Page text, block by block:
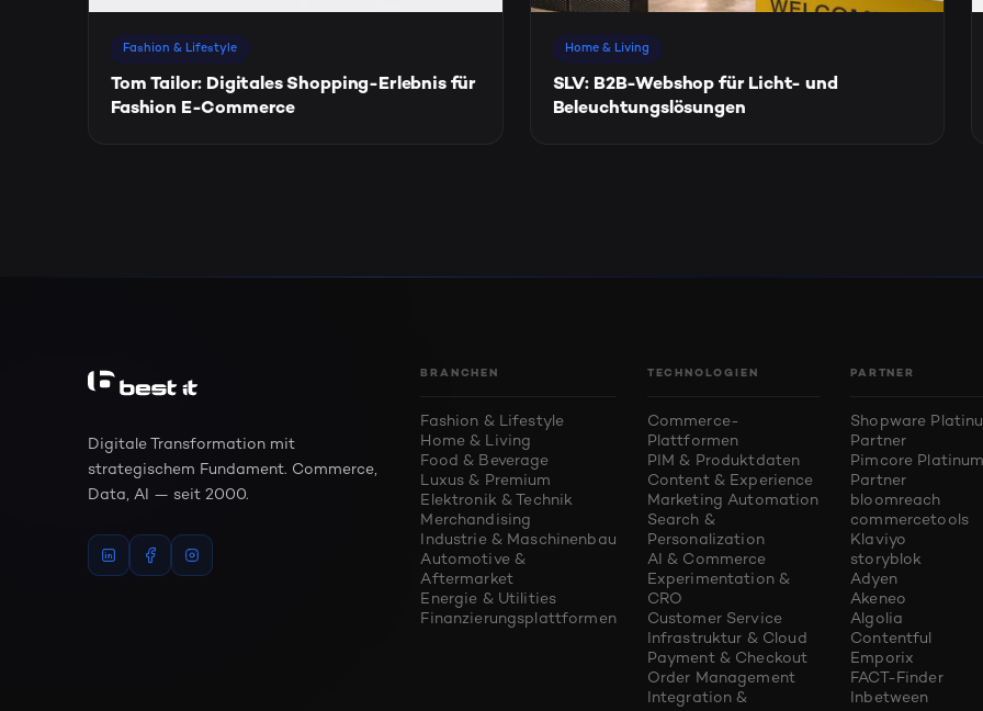
Fashion & Lifestyle
Tom Tailor: Digitales Shopping-Erlebnis für
Fashion E-Commerce
Home & Living
SLV: B2B-Webshop für Licht- und
Beleuchtungslösungen
Digitale Transformation mit
strategischem Fundament. Commerce,
Data, AI — seit 2000.
BRANCHEN
Fashion & Lifestyle
Home & Living
Food & Beverage
Luxus & Premium
Elektronik & Technik
Merchandising
Industrie & Maschinenbau
Automotive &
Aftermarket
Energie & Utilities
Finanzierungsplattformen
TECHNOLOGIEN
Commerce-
Plattformen
PIM & Produktdaten
Content & Experience
Marketing Automation
Search &
Personalization
AI & Commerce
Experimentation &
CRO
Customer Service
Infrastruktur & Cloud
Payment & Checkout
Order Management
Integration &
PARTNER
Shopware
Partner
Pimcore Platinum
Partner
bloomreach
commercetools
Klaviyo
storyblok
Adyen
Akeneo
Algolia
Contentful
Emporix
FACT-Finder
Inbetween